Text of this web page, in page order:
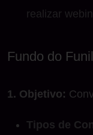
realizar
Fundo do
1. Objetivo:
Tipos de